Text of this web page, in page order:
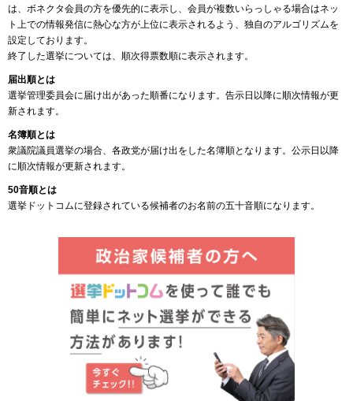
は、ボネクタ会員の方を優先的に表示し、会員が複数いらっしゃる場合はネッ
ト上での情報発信に熱心な方が上位に表示されるよう、独自のアルゴリズムを
設定しております。
終了した選挙については、順次得票数順に表示されます。
届出順とは
選挙管理委員会に届け出があった順番になります。告示日以降に順次情報が更
新されます。
名簿順とは
衆議院議員選挙の場合、各政党が届け出をした名簿順となります。公示日以降
に順次情報が更新されます。
50音順とは
選挙ドットコムに登録されている候補者のお名前の五十音順になります。